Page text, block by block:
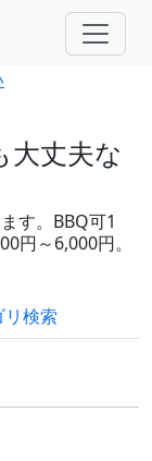
大丈夫な
す。BBQ可1
円～6,000円。
リ検索